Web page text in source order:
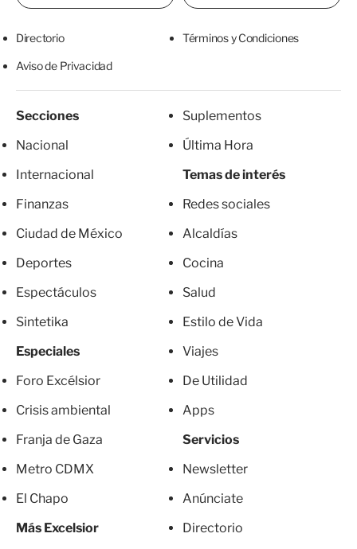
Directorio Términos y Condiciones
Aviso de Privacidad
Secciones
Nacional
Internacional
Finanzas
Ciudad de México
Deportes
Espectáculos
Sintetika
Especiales
Foro Excélsior
Crisis ambiental
Franja de Gaza
Metro CDMX
El Chapo
Más Excelsior
Suplementos
Última Hora
Temas de interés
Redes sociales
Alcaldías
Cocina
Salud
Estilo de Vida
Viajes
De Utilidad
Apps
Servicios
Newsletter
Anúnciate
Directorio